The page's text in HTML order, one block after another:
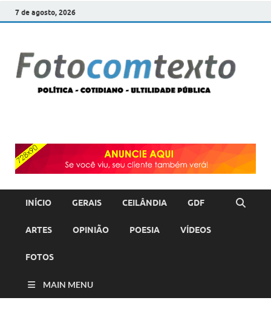
7 de agosto, 2026
INÍCIO GERAIS CEILÂNDIA GDF
ARTES OPINIÃO POESIA VÍDEOS
FOTOS
MAIN MENU